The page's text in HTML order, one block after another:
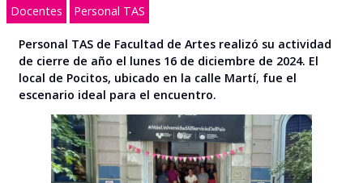
Docentes Personal TAS
Personal TAS de Facultad de Artes realizó su actividad
de cierre de año el lunes 16 de diciembre de 2024. El
local de Pocitos, ubicado en la calle Martí, fue el
escenario ideal para el encuentro.